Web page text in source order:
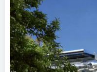
Produktdaten
Ausschreibungstexte
CAD-Details